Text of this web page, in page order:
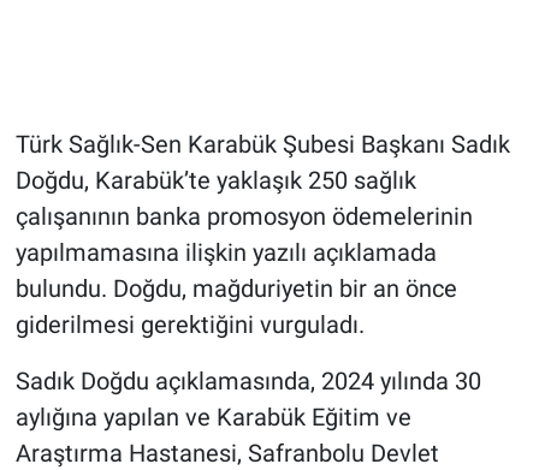
Türk Sağlık-Sen Karabük Şubesi Başkanı Sadık
Doğdu, Karabük’te yaklaşık 250 sağlık
çalışanının banka promosyon ödemelerinin
yapılmamasına ilişkin yazılı açıklamada
bulundu. Doğdu, mağduriyetin bir an önce
giderilmesi gerektiğini vurguladı.
Sadık Doğdu açıklamasında, 2024 yılında 30
aylığına yapılan ve Karabük Eğitim ve
Araştırma Hastanesi, Safranbolu Devlet